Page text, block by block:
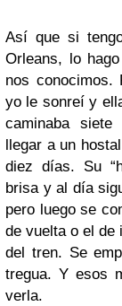
Así que si
Orleans, lo
nos conocimos.
yo le sonreí y
caminaba
llegar a un
diez días. Su
brisa y al día
pero luego se
de vuelta o el de
del tren. Se
tregua. Y esos
verla.